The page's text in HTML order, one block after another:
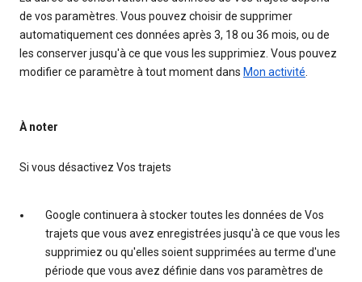
de vos paramètres. Vous pouvez choisir de supprimer
automatiquement ces données après 3, 18 ou 36 mois, ou de
les conserver jusqu'à ce que vous les supprimiez. Vous pouvez
modifier ce paramètre à tout moment dans Mon activité.
À noter
Si vous désactivez Vos trajets
Google continuera à stocker toutes les données de Vos
trajets que vous avez enregistrées jusqu'à ce que vous les
supprimiez ou qu'elles soient supprimées au terme d'une
période que vous avez définie dans vos paramètres de